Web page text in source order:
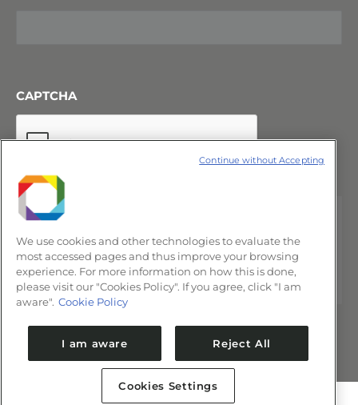
CAPTCHA
We use cookies and other technologies to evaluate the
most accessed pages and thus improve your browsing
experience. For more information on how this is done,
please visit our "Cookies Policy". If you agree, click "I am
aware". Cookie Policy
I am aware Reject All
Cookies Settings
Continue without Accepting